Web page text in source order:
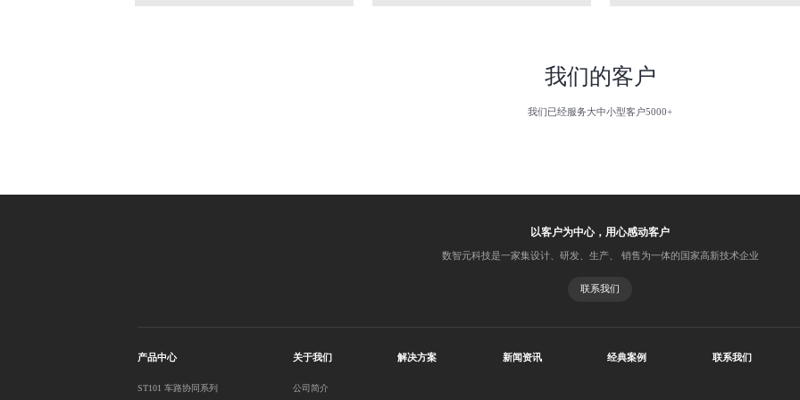
我们的客户
我们已经服务大中小型客户5000+
以客户为中心，用心感动客户
数智元科技是一家集设计、研发、生产、 销售为一体的国家高新技术企业
联系我们
产品中心
ST101 车路协同系列
关于我们
公司简介
解决方案 新闻资讯 经典案例 联系我们